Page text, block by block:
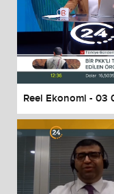
Reel Ekonomi - 03